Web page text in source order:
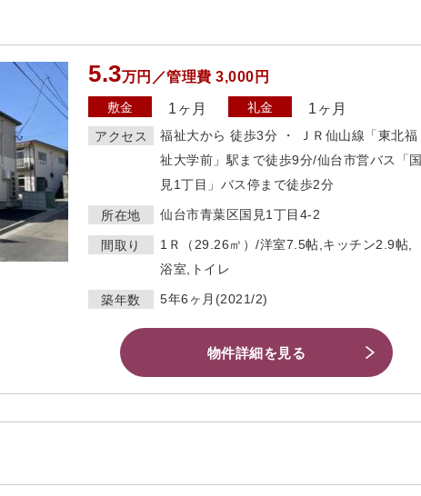
5.3万円／管理費 3,000円
敷金 1ヶ月 礼金 1ヶ月
アクセス
福祉大から 徒歩3分 ・ ＪＲ仙山線「東北福
祉大学前」駅まで徒歩9分/仙台市営バス「国
見1丁目」バス停まで徒歩2分
所在地 仙台市青葉区国見1丁目4-2
間取り
1Ｒ（29.26㎡）/洋室7.5帖,キッチン2.9帖,
浴室,トイレ
築年数 5年6ヶ月(2021/2)
物件詳細を見る